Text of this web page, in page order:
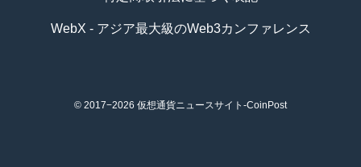
WebX - アジア最大級のWeb3カンファレンス
© 2017−2026 仮想通貨ニュースサイト-CoinPost